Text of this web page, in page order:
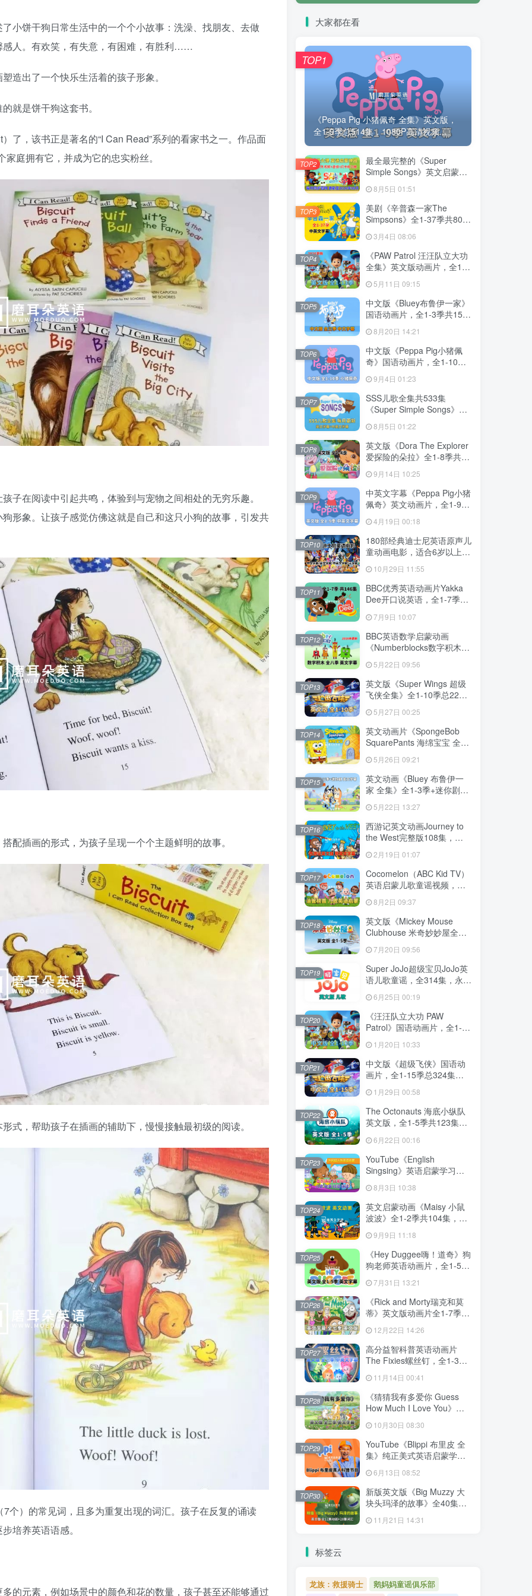
小饼干狗日常生活中的一个个小故事：洗澡、找朋友、去做
感人。有欢笑，有失意，有困难，有胜利……
造出了一个快乐生活着的孩子形象。
就是饼干狗这套书。
了，该书正是著名的“I Can Read”系列的看家书之一。作品面
庭拥有它，并成为它的忠实粉丝。
子在阅读中引起共鸣，体验到与宠物之间相处的无穷乐趣。
形象。让孩子感觉仿佛这就是自己和这只小狗的故事，引发共
配插画的形式，为孩子呈现一个个主题鲜明的故事。
式，帮助孩子在插画的辅助下，慢慢接触最初级的阅读。
个）的常见词，且多为重复出现的词汇。孩子在反复的诵读
培养英语语感。
的元素，例如场景中的颜色和花的数量，孩子甚至还能够通过
大家都在看
《Peppa Pig 小猪佩奇 全集》英文版，
全1-9季总514集，1080P高清视频...
TOP1
最全最完整的《Super
Simple Songs》英文启蒙儿
画视频，各系列总共2115集
视频，1080P高清视频带英
文字幕，百度网盘下载！
8月5日 01:51
TOP2
美剧《辛普森一家The
Simpsons》全1-37季共802
度网盘下载！
3月4日 08:06
TOP3
《PAW Patrol 汪汪队立大功
全集》英文版动画片，全1-
视频带英文字幕，带配套音
频MP3，百度网盘下载！
5月11日 09:15
TOP4
中文版《Bluey布鲁伊一家》
国语动画片，全1-3季共156
字幕，百度网盘下载！
8月20日 14:21
TOP5
中文版《Peppa Pig小猪佩
奇》国语动画片，全1-10季
百度网盘下载！
9月4日 01:23
TOP6
SSS儿歌全集共533集
《Super Simple Songs》
1080P高清视频带英文字幕
+中英文字幕+配套音频
MP3，百度网盘下载！
8月5日 01:22
TOP7
英文版《Dora The Explorer
爱探险的朵拉》全1-8季共
173集，带英文字幕和配套音
频MP3，百度网盘下载！
9月14日 10:25
TOP8
中英文字幕《Peppa Pig小猪
佩奇》英文动画片，全1-9季
共415集，1080P高清视频，
带配套音频MP3，百度网盘
下载！
4月19日 00:18
TOP9
180部经典迪士尼英语原声儿
童动画电影，适合6岁以上，
720P高清电影视频带中英文
字幕，百度网盘下载！
10月29日 11:55
TOP10
BBC优秀英语动画片Yakka
Dee开口说英语，全1-7季总
英文字幕，百度网盘下载！
7月9日 10:07
TOP11
BBC英语数学启蒙动画
《Numberblocks数字积木》
198集，1080P高清视频带英
文字幕，带配套音频MP3，
百度网盘下载！
5月22日 09:56
TOP12
英文版《Super Wings 超级
飞侠全集》全1-10季总224
字幕，带配套音频MP3，百
度网盘下载！
5月27日 00:25
TOP13
英文动画片《SpongeBob
SquarePants 海绵宝宝 全
清视频带英文字幕，百度网
盘下载！
5月26日 09:21
TOP14
英文动画《Bluey 布鲁伊一
家 全集》全1-3季+迷你剧共
文字幕，送音频MP3，百度
网盘下载！
5月22日 13:27
TOP15
西游记英文动画Journey to
the West完整版108集，
幕，百度网盘下载！
2月19日 01:07
TOP16
Cocomelon（ABC Kid TV）
英语启蒙儿歌童谣视频，全
1199集，1080P高清视频带
英文字幕，带音频MP3，百
度网盘下载！
8月2日 09:37
TOP17
英文版《Mickey Mouse
Clubhouse 米奇妙妙屋全
集》全1-5季总148集，
1080P高清视频带英文字
幕，带配套音频MP3，百度
网盘下载！
7月20日 09:56
TOP18
Super JoJo超级宝贝JoJo英
语儿歌童谣，全314集，永久
免费更新，1080P高清视频
带英文字幕，百度网盘下
载！
6月25日 00:19
TOP19
《汪汪队立大功 PAW
Patrol》国语动画片，全1-10
季总257集，1080P高清视
频，百度网盘下载！
1月20日 10:33
TOP20
中文版《超级飞侠》国语动
画片，全1-15季总324集，
1080P高清视频带中文字
幕，百度网盘下载！
1月29日 00:58
TOP21
The Octonauts 海底小纵队
英文版，全1-5季共123集，
幕，带配套音频MP3，百度
网盘下载！
6月22日 00:16
TOP22
YouTube《English
Singsing》英语启蒙学习自
话，故事等，全套共1364
集，1080P高清视频带英文
字幕，百度网盘下载！
8月3日 10:38
TOP23
英文启蒙动画《Maisy 小鼠
波波》全1-2季共104集，标
盘下载！
9月9日 11:18
TOP24
《Hey Duggee嗨！道奇》狗
狗老师英语动画片，全1-5季
英文字幕，百度网盘下载！
7月31日 13:21
TOP25
《Rick and Morty瑞克和莫
蒂》英文版动画片全1-7季共
文字幕，百度网盘下载！
12月22日 14:26
TOP26
高分益智科普英语动画片
The Fixies螺丝钉，全1-3季
视频带中英文字幕，百度网
盘下载！
11月14日 00:41
TOP27
《猜猜我有多爱你 Guess
How Much I Love You》英
语动画片，全3季共78集，
1080P高清视频带英文字
幕，百度网盘下载！
10月30日 08:30
TOP28
YouTube《Blippi 布里皮 全
集》纯正美式英语启蒙学习
英语视频，全1008集，
1080P高清视频带英文字
幕，百度网盘下载！
6月13日 08:52
TOP29
新版英文版《Big Muzzy 大
块头玛泽的故事》全40集，
1080P高清视频带英文字
幕，视频+音频+游戏+PDF教
11月21日 14:31
TOP30
标签云
龙族：救援骑士
鹅妈妈童谣俱乐部